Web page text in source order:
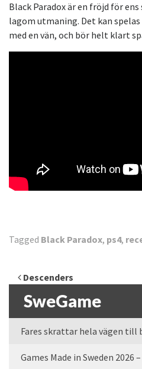
Black Paradox är en fröjd för
lagom utmaning. Det kan
med en vän, och bör helt klart
Tagged Black Paradox, ps4,
Inläggsnavigering
Descenders
SweGame
Fares skrattar hela vägen till